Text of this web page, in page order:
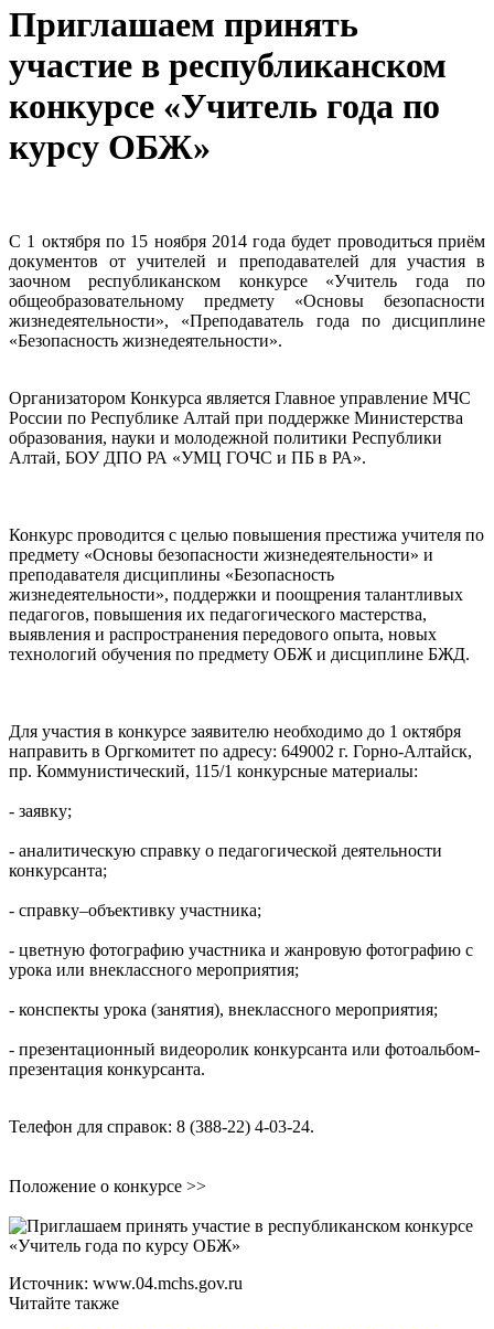
Приглашаем принять
участие в республиканском
конкурсе «Учитель года по
курсу ОБЖ»
С 1 октября по 15 ноября 2014 года будет проводиться приём
документов от учителей и преподавателей для участия в
заочном республиканском конкурсе «Учитель года по
общеобразовательному предмету «Основы безопасности
жизнедеятельности», «Преподаватель года по дисциплине
«Безопасность жизнедеятельности».
Организатором Конкурса является Главное управление МЧС
России по Республике Алтай при поддержке Министерства
образования, науки и молодежной политики Республики
Алтай, БОУ ДПО РА «УМЦ ГОЧС и ПБ в РА».
Конкурс проводится с целью повышения престижа учителя по
предмету «Основы безопасности жизнедеятельности» и
преподавателя дисциплины «Безопасность
жизнедеятельности», поддержки и поощрения талантливых
педагогов, повышения их педагогического мастерства,
выявления и распространения передового опыта, новых
технологий обучения по предмету ОБЖ и дисциплине БЖД.
Для участия в конкурсе заявителю необходимо до 1 октября
направить в Оргкомитет по адресу: 649002 г. Горно-Алтайск,
пр. Коммунистический, 115/1 конкурсные материалы:
- заявку;
- аналитическую справку о педагогической деятельности
конкурсанта;
- справку–объективку участника;
- цветную фотографию участника и жанровую фотографию с
урока или внеклассного мероприятия;
- конспекты урока (занятия), внеклассного мероприятия;
- презентационный видеоролик конкурсанта или фотоальбом-
презентация конкурсанта.
Телефон для справок: 8 (388-22) 4-03-24.
Положение о конкурсе >>
Источник: www.04.mchs.gov.ru
Читайте также